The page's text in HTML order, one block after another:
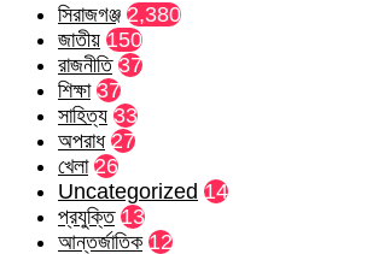
সিরাজগঞ্জ 2,380
জাতীয় 150
রাজনীতি 37
শিক্ষা 37
সাহিত্য 33
অপরাধ 27
খেলা 26
Uncategorized 14
প্রযুক্তি 13
আন্তর্জাতিক 12